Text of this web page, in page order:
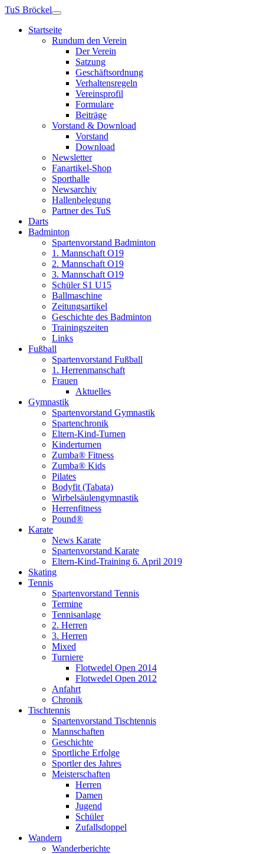
TuS Bröckel
Startseite
Rundum den Verein
Der Verein
Satzung
Geschäftsordnung
Verhaltensregeln
Vereinsprofil
Formulare
Beiträge
Vorstand & Download
Vorstand
Download
Newsletter
Fanartikel-Shop
Sporthalle
Newsarchiv
Hallenbelegung
Partner des TuS
Darts
Badminton
Spartenvorstand Badminton
1. Mannschaft O19
2. Mannschaft O19
3. Mannschaft O19
Schüler S1 U15
Ballmaschine
Zeitungsartikel
Geschichte des Badminton
Trainingszeiten
Links
Fußball
Spartenvorstand Fußball
1. Herrenmanschaft
Frauen
Aktuelles
Gymnastik
Spartenvorstand Gymnastik
Spartenchronik
Eltern-Kind-Turnen
Kinderturnen
Zumba® Fitness
Zumba® Kids
Pilates
Bodyfit (Tabata)
Wirbelsäulengymnastik
Herrenfitness
Pound®
Karate
News Karate
Spartenvorstand Karate
Eltern-Kind-Training 6. April 2019
Skating
Tennis
Spartenvorstand Tennis
Termine
Tennisanlage
2. Herren
3. Herren
Mixed
Turniere
Flotwedel Open 2014
Flotwedel Open 2012
Anfahrt
Chronik
Tischtennis
Spartenvorstand Tischtennis
Mannschaften
Geschichte
Sportliche Erfolge
Sportler des Jahres
Meisterschaften
Herren
Damen
Jugend
Schüler
Zufallsdoppel
Wandern
Wanderberichte